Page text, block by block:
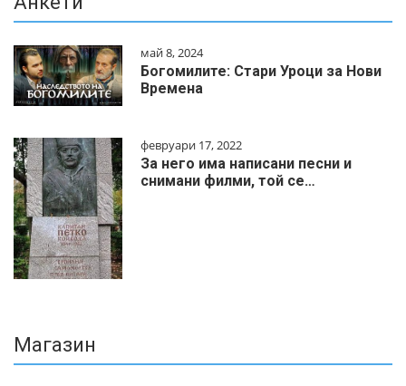
май 8, 2024
Богомилите: Стари Уроци за Нови
Времена
февруари 17, 2022
За него има написани песни и
снимани филми, той се…
Магазин